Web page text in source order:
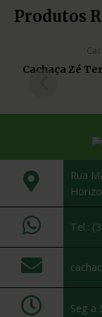
Produtos
Cachaça Zé
Rua
Tel.:
Seg a